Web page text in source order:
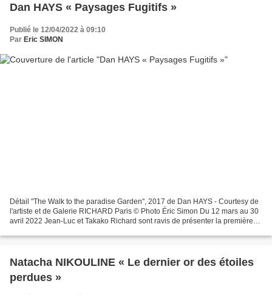
Dan HAYS « Paysages Fugitifs »
Publié le 12/04/2022 à 09:10
Par Eric SIMON
Détail "The Walk to the paradise Garden", 2017 de Dan HAYS - Courtesy de
l'artiste et de Galerie RICHARD Paris © Photo Éric Simon Du 12 mars au 30
avril 2022 Jean-Luc et Takako Richard sont ravis de présenter la première
Natacha NIKOULINE « Le dernier or des étoiles
perdues »